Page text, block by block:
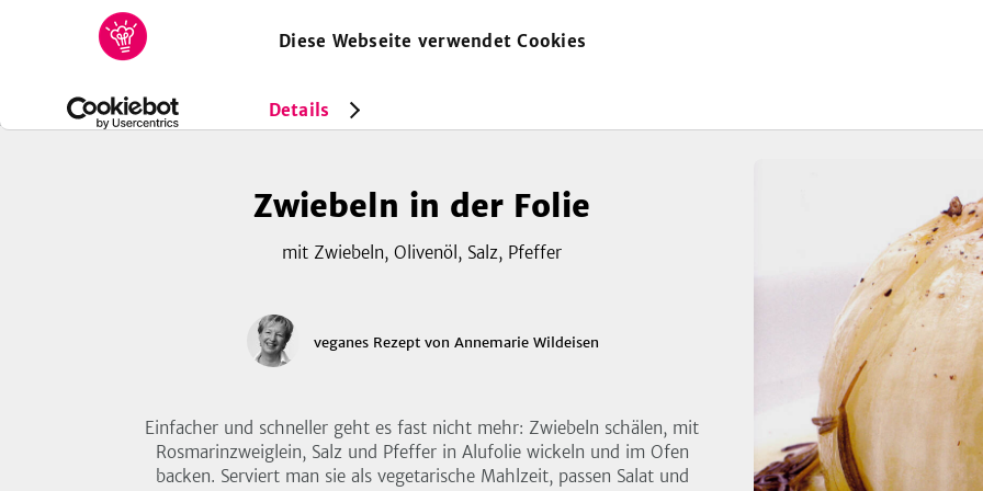
Diese Webseite verwendet Cookies
Details
REZEPTE SAMMLUNGEN MAGAZIN
Rezepte Vegan Zwiebeln in der Folie
Zwiebeln in der Folie
mit Zwiebeln, Olivenöl, Salz, Pfeffer
veganes Rezeptvon Annemarie Wildeisen
Einfacher und schneller geht es fast nicht mehr: Zwiebeln schälen, mit
Rosmarinzweiglein, Salz und Pfeffer in Alufolie wickeln und im Ofen
backen. Serviert man sie als vegetarische Mahlzeit, passen Salat und